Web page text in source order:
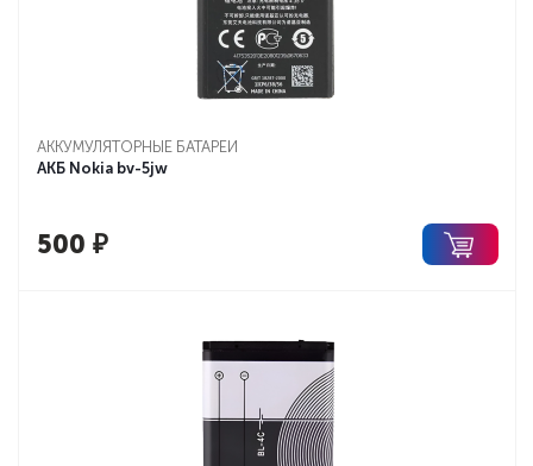
АККУМУЛЯТОРНЫЕ БАТАРЕИ
АКБ Nokia bv-5jw
500 ₽